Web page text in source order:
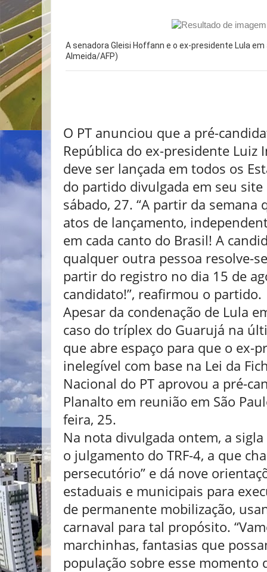
A senadora Gleisi Hoffann e o ex-presidente Lula
Almeida/AFP)
O PT anunciou que a pré-
República do ex-presidente Luiz
deve ser lançada em todos os
do partido divulgada em seu
sábado, 27. “A partir da semana
atos de lançamento,
em cada canto do Brasil! A
qualquer outra pessoa resolve-
partir do registro no dia 15 de
candidato!”, reafirmou o partido.
Apesar da condenação de Lula
caso do tríplex do Guarujá na
que abre espaço para que o ex-
inelegível com base na Lei da
Nacional do PT aprovou a pré-
Planalto em reunião em São
feira, 25.
Na nota divulgada ontem, a
o julgamento do TRF-4, a que
persecutório” e dá nove
estaduais e municipais para
de permanente mobilização,
carnaval para tal propósito.
marchinhas, fantasias que
população sobre esse momento